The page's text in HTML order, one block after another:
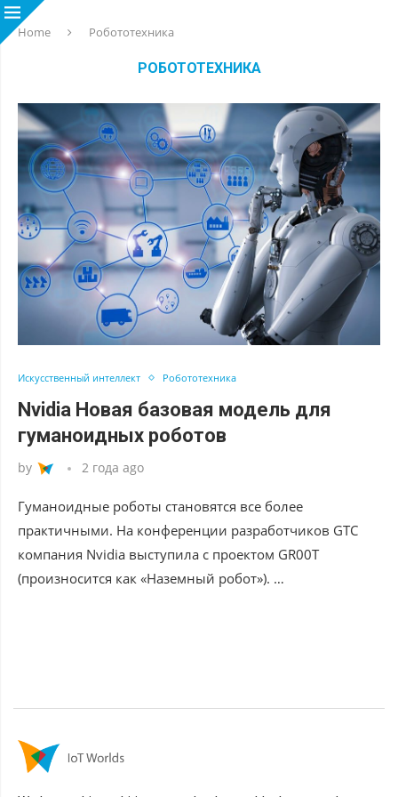
Home Робототехника
РОБОТОТЕХНИКА
Искусственный интеллект Робототехника
Nvidia Новая базовая модель для
гуманоидных роботов
by 2 года ago
Гуманоидные роботы становятся все более
практичными. На конференции разработчиков GTC
компания Nvidia выступила с проектом GR00T
(произносится как «Наземный робот»). …